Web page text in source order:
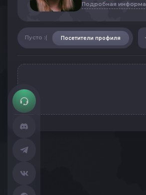
Подробная
Посетители профиля
Пусто :(